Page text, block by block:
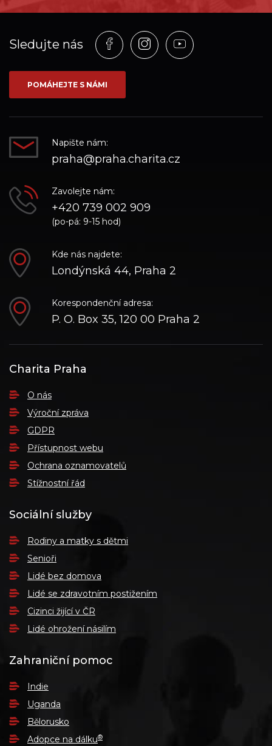
Sledujte nás
Profil
na
síti_Facebook
Profil
na
Profil
na
POMÁHEJTE S NÁMI
Napište nám:
praha@praha.charita.cz
Zavolejte nám:
+420 739 002 909
(po-pá: 9-15 hod)
Kde nás najdete:
Londýnská 44, Praha 2
Korespondenční adresa:
P. O. Box 35, 120 00 Praha 2
Charita Praha
O nás
Výroční zpráva
GDPR
Přístupnost webu
Ochrana oznamovatelů
Stížnostní řád
Sociální služby
Rodiny a matky s dětmi
Senioři
Lidé bez domova
Lidé se zdravotním postižením
Cizinci žijící v ČR
Lidé ohrožení násilím
Zahraniční pomoc
Indie
Uganda
Bělorusko
Adopce na dálku®